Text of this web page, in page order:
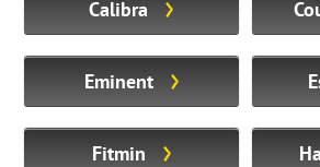
Calibra
Eminent
Fitmin